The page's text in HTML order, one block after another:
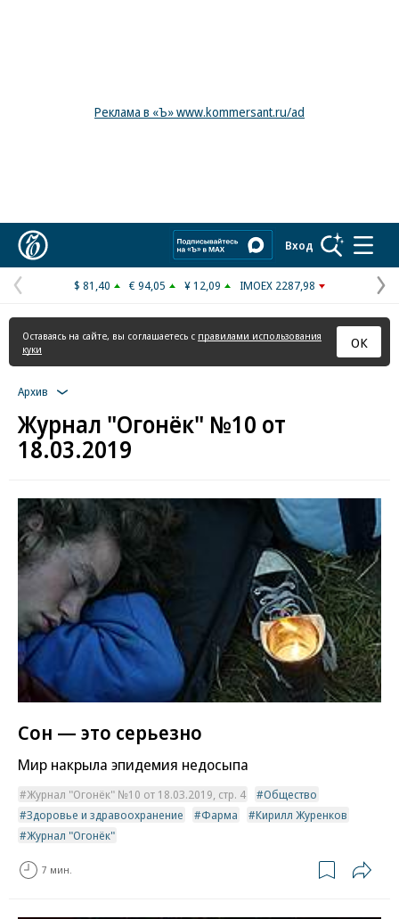
Реклама в «Ъ» www.kommersant.ru/ad
Вход
Предыдущая
страница
$ 81,40 € 94,05 ¥ 12,09 IMOEX 2287,98
Оставаясь на сайте, вы соглашаетесь с правилами использования
куки
ОК
Архив
Журнал "Огонёк" №10 от
18.03.2019
Сон — это серьезно
Мир накрыла эпидемия недосыпа
Журнал "Огонёк" №10 от 18.03.2019, стр. 4
Общество
Здоровье и здравоохранение
Фарма
Кирилл Журенков
Журнал "Огонёк"
7 мин.